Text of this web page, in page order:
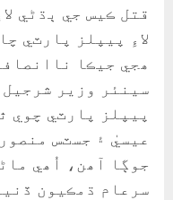
قتل ڪيس جي ٻڌڻي
لاءِ پيپلز پارٽي
ھجي جيڪا
سينئر وزير
پيپلز پارٽي چوي
عيسيٰ ۽ جسٽس
جوڳا آھن، اُھي
سرعام ڌمڪيون